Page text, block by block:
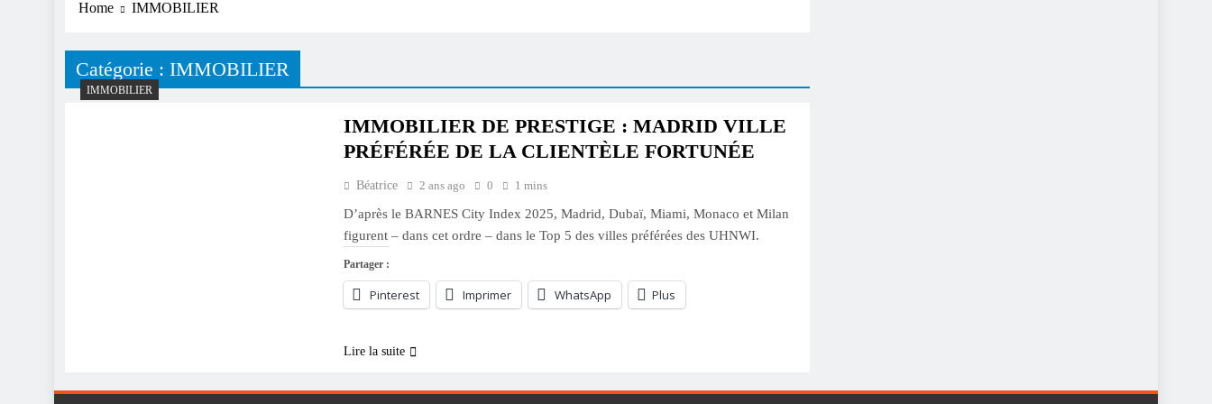
Home IMMOBILIER
Catégorie : IMMOBILIER
IMMOBILIER
IMMOBILIER DE PRESTIGE : MADRID VILLE
PRÉFÉRÉE DE LA CLIENTÈLE FORTUNÉE
Béatrice 2 ans ago 0 1 mins
D’après le BARNES City Index 2025, Madrid, Dubaï, Miami, Monaco et Milan
figurent – dans cet ordre – dans le Top 5 des villes préférées des UHNWI.
Partager :
Pinterest Imprimer WhatsApp Plus
Lire la suite